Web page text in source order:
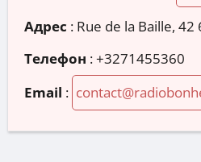
Адрес : Rue de la Baille,
Телефон :+3271455360
Email :